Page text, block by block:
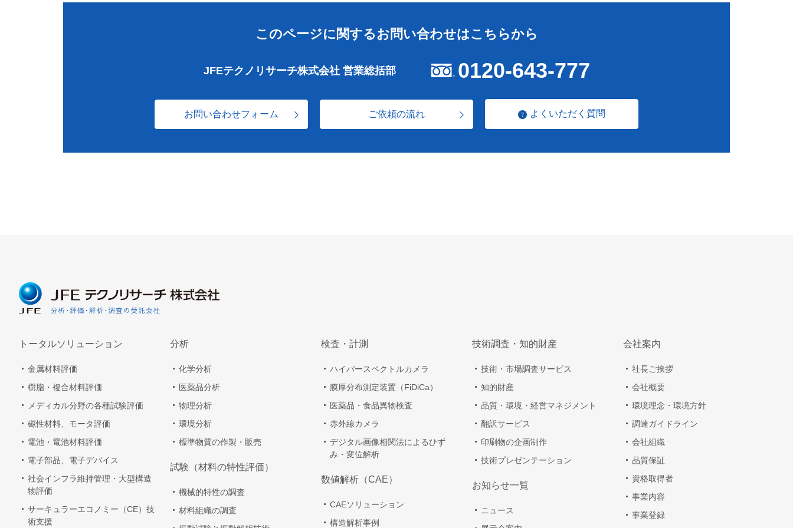
このページに関するお問い合わせはこちらから
JFEテクノリサーチ株式会社 営業総括部 0120-643-777
お問い合わせフォーム ご依頼の流れ よくいただく質問
トータルソリューション
金属材料評価
樹脂・複合材料評価
メディカル分野の各種試験評価
磁性材料、モータ評価
電池・電池材料評価
電子部品、電子デバイス
社会インフラ維持管理・大型構造
物評価
サーキュラーエコノミー（CE）技
術支援
分析
化学分析
医薬品分析
物理分析
環境分析
標準物質の作製・販売
試験（材料の特性評価）
機械的特性の調査
材料組織の調査
検査・計測
ハイパースペクトルカメラ
膜厚分布測定装置（FiDiCa）
医薬品・食品異物検査
赤外線カメラ
デジタル画像相関法によるひず
み・変位解析
数値解析（CAE）
CAEソリューション
構造解析事例
技術調査・知的財産
技術・市場調査サービス
知的財産
品質・環境・経営マネジメント
翻訳サービス
印刷物の企画制作
技術プレゼンテーション
お知らせ一覧
ニュース
会社案内
社長ご挨拶
会社概要
環境理念・環境方針
調達ガイドライン
会社組織
品質保証
資格取得者
事業内容
事業登録